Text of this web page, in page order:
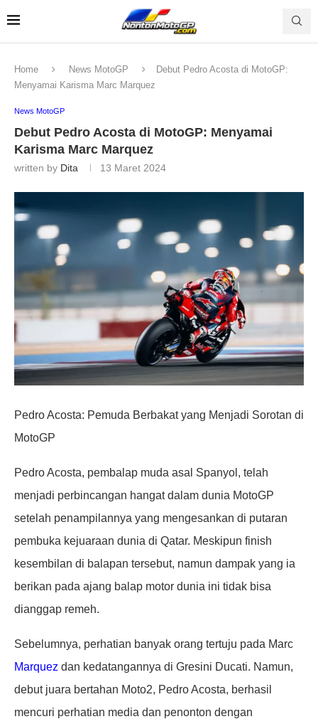
Home News MotoGP
Debut Pedro Acosta di MotoGP:
Menyamai Karisma Marc Marquez
News MotoGP
Debut Pedro Acosta di MotoGP: Menyamai
Karisma Marc Marquez
written by Dita 13 Maret 2024
Pedro Acosta: Pemuda Berbakat yang Menjadi Sorotan di
MotoGP
Pedro Acosta, pembalap muda asal Spanyol, telah
menjadi perbincangan hangat dalam dunia MotoGP
setelah penampilannya yang mengesankan di putaran
pembuka kejuaraan dunia di Qatar. Meskipun finish
kesembilan di balapan tersebut, namun dampak yang ia
berikan pada ajang balap motor dunia ini tidak bisa
dianggap remeh.
Sebelumnya, perhatian banyak orang tertuju pada Marc
Marquez dan kedatangannya di Gresini Ducati. Namun,
debut juara bertahan Moto2, Pedro Acosta, berhasil
mencuri perhatian media dan penonton dengan